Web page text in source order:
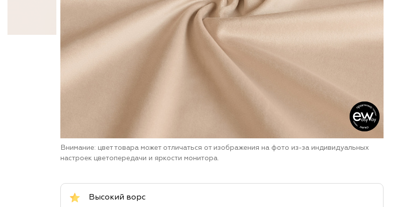
Внимание: цвет товара может отличаться от изображения на фото из-за индивидуальных
настроек цветопередачи и яркости монитора.
Высокий ворс